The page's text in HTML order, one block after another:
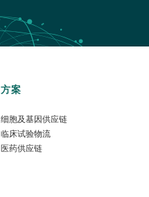
方案
细胞及基因供应链
临床试验物流
医药供应链